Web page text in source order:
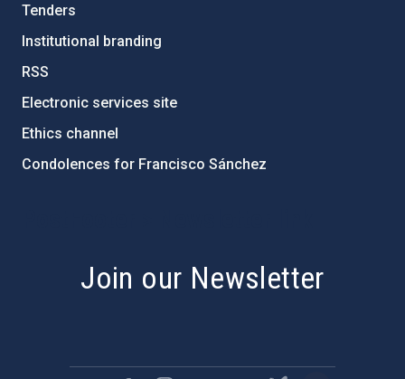
Tenders
Institutional branding
RSS
Electronic services site
Ethics channel
Condolences for Francisco Sánchez
Join our Newsletter